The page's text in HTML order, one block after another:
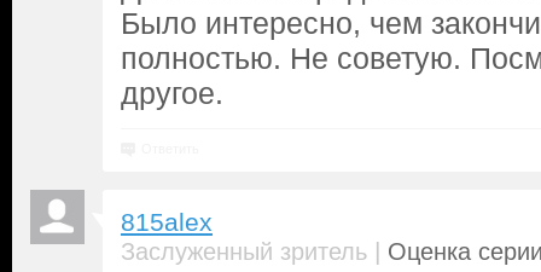
Было интересно, чем
полностью. Не советую.
другое.
815alex
Заслуженный зритель | Оценка